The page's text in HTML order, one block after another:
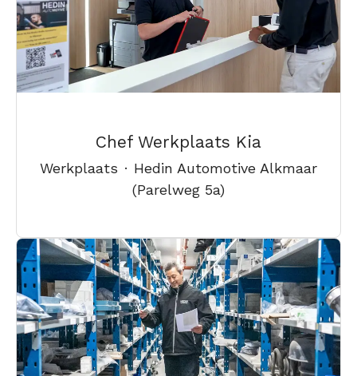
Chef Werkplaats Kia
Werkplaats · Hedin Automotive Alkmaar
(Parelweg 5a)